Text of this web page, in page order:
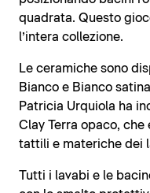
quadrata. Questo
l’intera collezione.
Le ceramiche sono
Bianco e Bianco
Patricia Urquiola ha
Clay Terra opaco,
tattili e materiche dei
Tutti i lavabi e le